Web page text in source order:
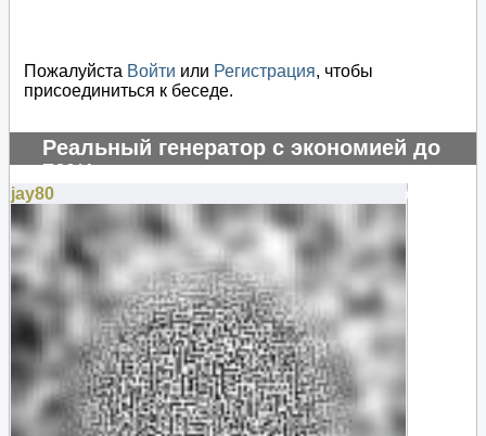
Пожалуйста Войти или Регистрация, чтобы
присоединиться к беседе.
Реальный генератор с экономией до
70%!
#131258
jay80